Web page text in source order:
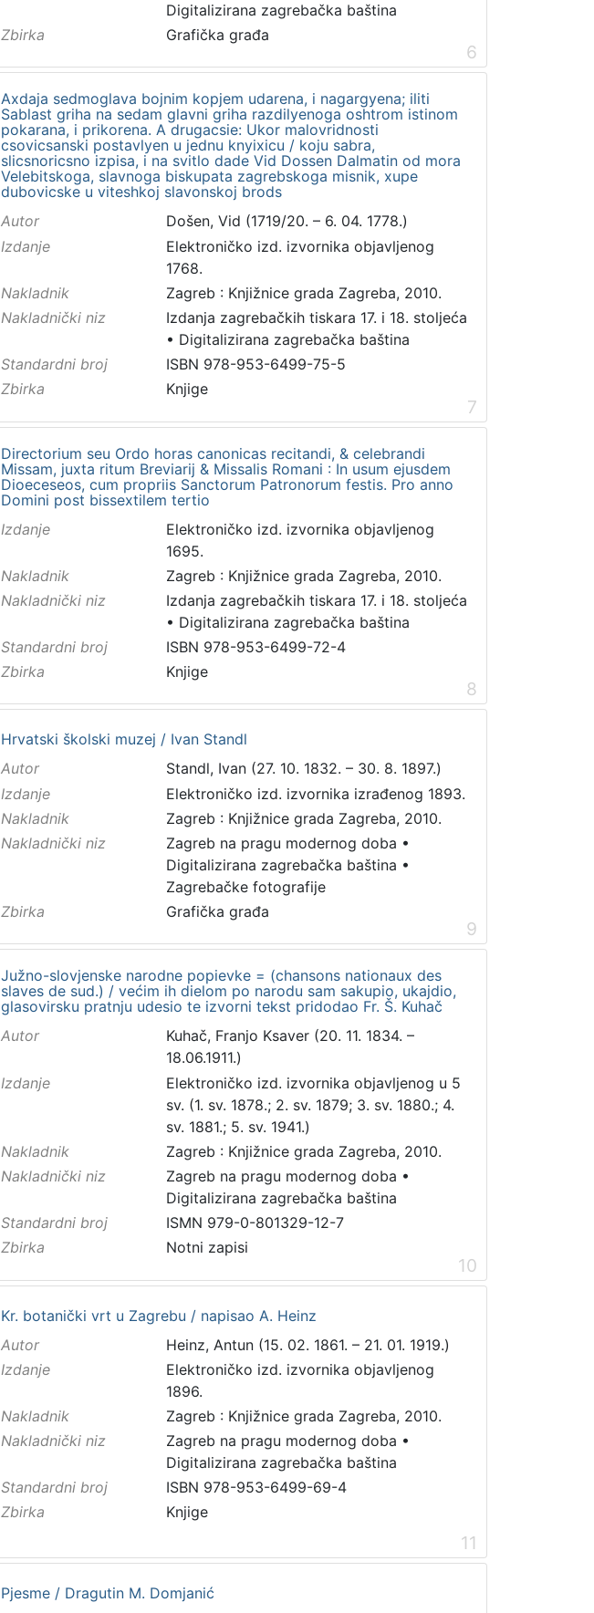
Digitalizirana zagrebačka baština
Zbirka
Grafička građa
6
Axdaja sedmoglava bojnim kopjem udarena, i nagargyena; iliti
Sablast griha na sedam glavni griha razdilyenoga oshtrom istinom
pokarana, i prikorena. A drugacsie: Ukor malovridnosti
csovicsanski postavlyen u jednu knyixicu / koju sabra,
slicsnoricsno izpisa, i na svitlo dade Vid Dossen Dalmatin od mora
Velebitskoga, slavnoga biskupata zagrebskoga misnik, xupe
dubovicske u viteshkoj slavonskoj brods
Autor
Došen, Vid (1719/20. – 6. 04. 1778.)
Izdanje
Elektroničko izd. izvornika objavljenog
1768.
Nakladnik
Zagreb : Knjižnice grada Zagreba, 2010.
Nakladnički niz
Izdanja zagrebačkih tiskara 17. i 18. stoljeća
• Digitalizirana zagrebačka baština
Standardni broj
ISBN 978-953-6499-75-5
Zbirka
Knjige
7
Directorium seu Ordo horas canonicas recitandi, & celebrandi
Missam, juxta ritum Breviarij & Missalis Romani : In usum ejusdem
Dioeceseos, cum propriis Sanctorum Patronorum festis. Pro anno
Domini post bissextilem tertio
Izdanje
Elektroničko izd. izvornika objavljenog
1695.
Nakladnik
Zagreb : Knjižnice grada Zagreba, 2010.
Nakladnički niz
Izdanja zagrebačkih tiskara 17. i 18. stoljeća
• Digitalizirana zagrebačka baština
Standardni broj
ISBN 978-953-6499-72-4
Zbirka
Knjige
8
Hrvatski školski muzej / Ivan Standl
Autor
Standl, Ivan (27. 10. 1832. – 30. 8. 1897.)
Izdanje
Elektroničko izd. izvornika izrađenog 1893.
Nakladnik
Zagreb : Knjižnice grada Zagreba, 2010.
Nakladnički niz
Zagreb na pragu modernog doba •
Digitalizirana zagrebačka baština •
Zagrebačke fotografije
Zbirka
Grafička građa
9
Južno-slovjenske narodne popievke = (chansons nationaux des
slaves de sud.) / većim ih dielom po narodu sam sakupio, ukajdio,
glasovirsku pratnju udesio te izvorni tekst pridodao Fr. Š. Kuhač
Autor
Kuhač, Franjo Ksaver (20. 11. 1834. –
18.06.1911.)
Izdanje
Elektroničko izd. izvornika objavljenog u 5
sv. (1. sv. 1878.; 2. sv. 1879; 3. sv. 1880.; 4.
sv. 1881.; 5. sv. 1941.)
Nakladnik
Zagreb : Knjižnice grada Zagreba, 2010.
Nakladnički niz
Zagreb na pragu modernog doba •
Digitalizirana zagrebačka baština
Standardni broj
ISMN 979-0-801329-12-7
Zbirka
Notni zapisi
10
Kr. botanički vrt u Zagrebu / napisao A. Heinz
Autor
Heinz, Antun (15. 02. 1861. – 21. 01. 1919.)
Izdanje
Elektroničko izd. izvornika objavljenog
1896.
Nakladnik
Zagreb : Knjižnice grada Zagreba, 2010.
Nakladnički niz
Zagreb na pragu modernog doba •
Digitalizirana zagrebačka baština
Standardni broj
ISBN 978-953-6499-69-4
Zbirka
Knjige
11
Pjesme / Dragutin M. Domjanić